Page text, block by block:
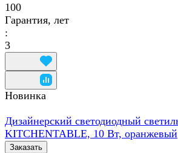
100
Гарантия, лет
:
3
Новинка
Дизайнерский светодиодный
KITCHENTABLE, 10 Вт, оранжевый
Заказать